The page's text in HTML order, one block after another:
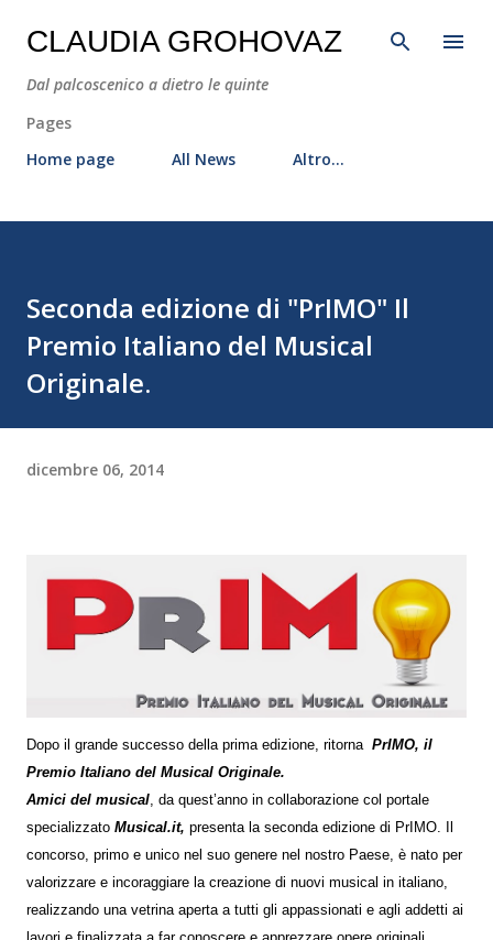
Passa ai contenuti principali
CLAUDIA GROHOVAZ
Dal palcoscenico a dietro le quinte
Pages
Home page
All News Altro…
Seconda edizione di "PrIMO" Il
Premio Italiano del Musical
Originale.
dicembre 06, 2014
Dopo il grande successo della prima edizione, ritorna PrIMO, il
Premio Italiano del Musical Originale.
Amici del musical , da quest’anno in collaborazione col portale
specializzato Musical.it, presenta la seconda edizione di PrIMO. Il
concorso, primo e unico nel suo genere nel nostro Paese, è nato per
valorizzare e incoraggiare la creazione di nuovi musical in italiano,
realizzando una vetrina aperta a tutti gli appassionati e agli addetti ai